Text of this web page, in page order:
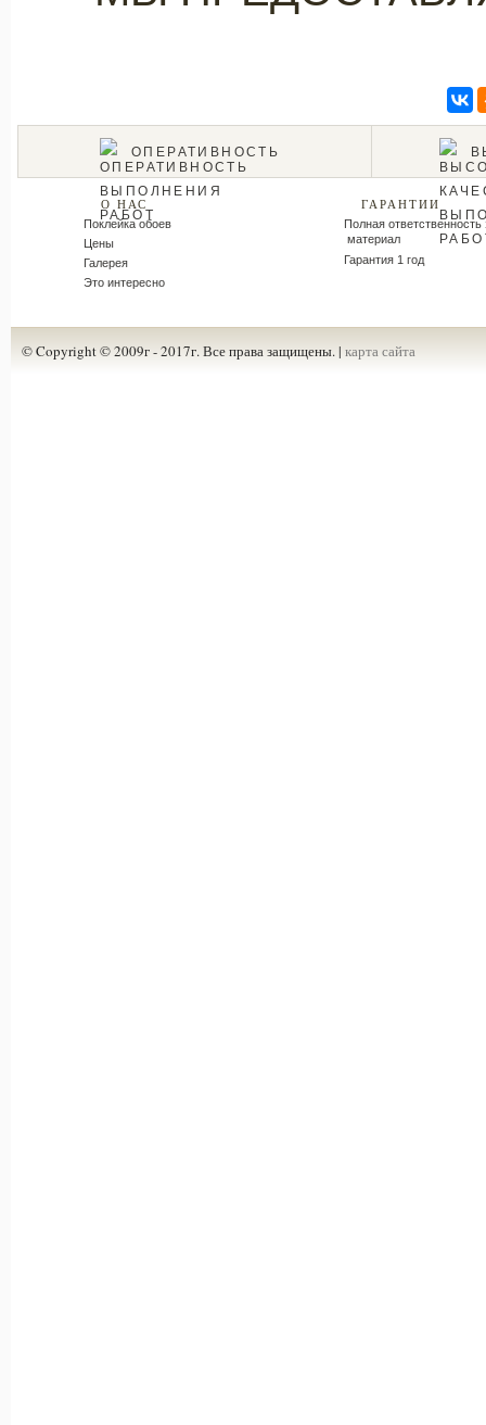
ОПЕРАТИВНОСТЬ
О НАС
Поклейка обоев
Цены
Галерея
Это интересно
ГАРАНТИИ
Полная ответственность
материал
Гарантия 1 год
© Copyright © 2009г - 2017г. Все права защищены. | карта сайта